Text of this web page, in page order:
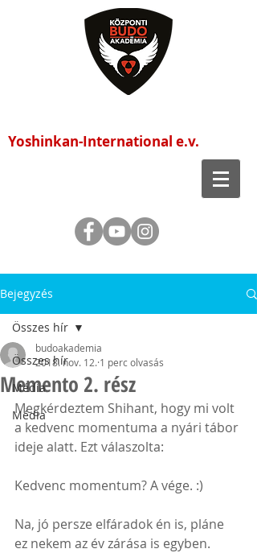
Yoshinkan-International e.v.
Bejegyzés
Összes hír
Média
Média
Összes hír
Memento 2. rész
budoakademia
2018. nov. 12. 1 perc olvasás
Megkérdeztem Shihant, hogy mi volt
a kedvenc momentuma a nyári tábor
ideje alatt. Ezt válaszolta:
Kedvenc momentum? A vége. :)
Na, jó persze elfáradok én is, pláne
ez nekem az év zárása is egyben.